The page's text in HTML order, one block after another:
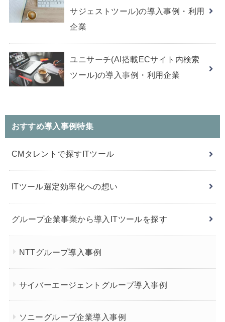
サジェストツール)の導入事例・利用
企業
ユニサーチ(AI搭載ECサイト内検索
ツール)の導入事例・利用企業
おすすめ導入事例特集
CMタレントで探すITツール
ITツール選定効率化への想い
グループ企業事業から導入ITツールを探す
NTTグループ導入事例
サイバーエージェントグループ導入事例
ソニーグループ企業導入事例